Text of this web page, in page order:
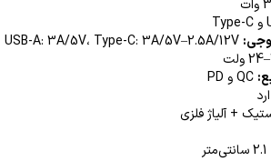
+ آلیاژ فلزی